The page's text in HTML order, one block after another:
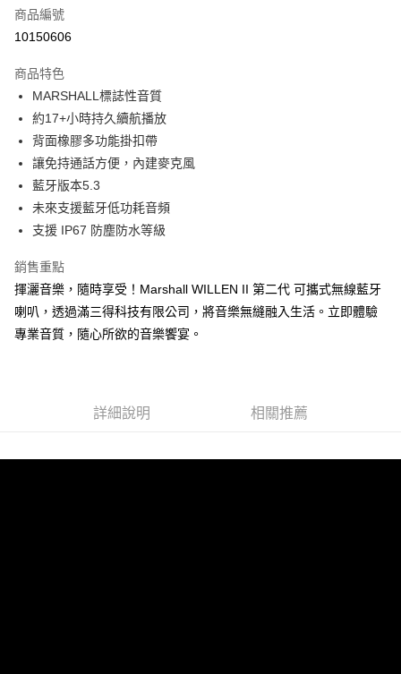
每筆NT$130，滿NT$399(含以上)免運費
商品編號
10150606
商品特色
MARSHALL標誌性音質
約17+小時持久續航播放
背面橡膠多功能掛扣帶
讓免持通話方便，內建麥克風
藍牙版本5.3
未來支援藍牙低功耗音頻
支援 IP67 防塵防水等級
銷售重點
揮灑音樂，隨時享受！Marshall WILLEN II 第二代 可攜式無線藍牙
喇叭，透過滿三得科技有限公司，將音樂無縫融入生活。立即體驗
專業音質，隨心所欲的音樂饗宴。
詳細說明 相關推薦